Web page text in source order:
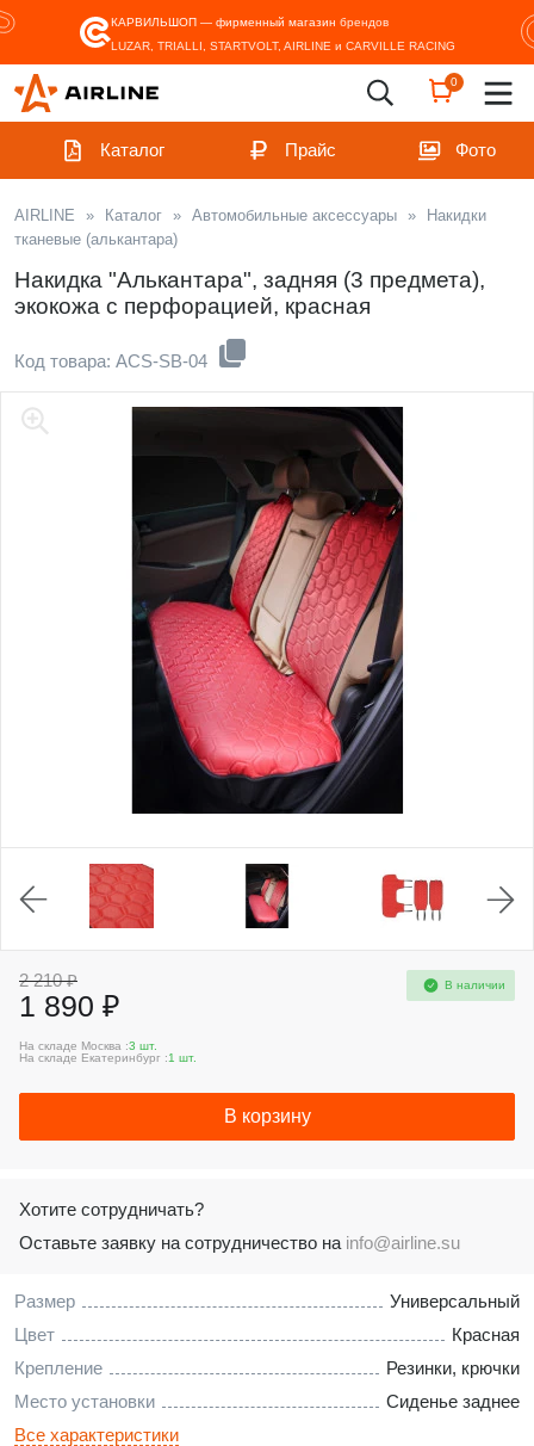
КАРВИЛЬШОП — фирменный магазин брендов
LUZAR, TRIALLI, STARTVOLT, AIRLINE и CARVILLE RACING
0
Каталог Прайс Фото
AIRLINE » Каталог » Автомобильные аксессуары »
Накидки
тканевые (алькантара)
Накидка "Алькантара", задняя (3 предмета),
экокожа с перфорацией, красная
Код товара: ACS-SB-04
Размер
Универсальный
Цвет
Красная
Крепление
Резинки, крючки
Место установки
Сиденье заднее
Все характеристики
2 210 ₽
1 890 ₽
В наличии
На складе Москва :3 шт.
На складе Екатеринбург :1 шт.
В корзину
Хотите сотрудничать?
Оставьте заявку на сотрудничество на info@airline.su